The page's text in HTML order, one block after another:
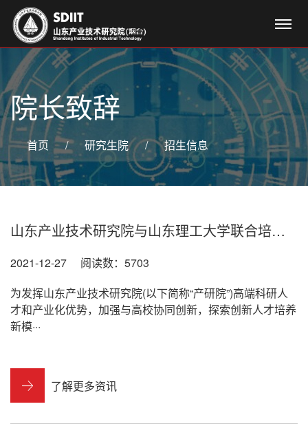
院长致辞
首页 / 研究生院 / 招生信息
山东产业技术研究院与山东理工大学联合培养研究生项目招生信息
2021-12-27 阅读数：5703
为发挥山东产业技术研究院(以下简称“产研院”)高端科研人
才和产业化优势，加强与高校协同创新，探索创新人才培养
新模···
了解更多资讯